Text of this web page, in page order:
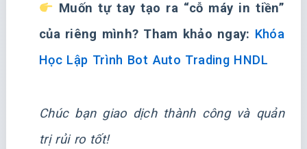
Muốn tự tay tạo ra “cỗ máy in tiền”
của riêng mình? Tham khảo ngay: Khóa
Học Lập Trình Bot Auto Trading HNDL
Chúc bạn giao dịch thành công và quản
trị rủi ro tốt!